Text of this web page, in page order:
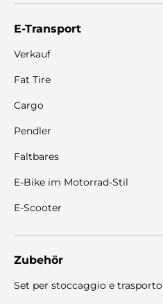
E-Transport
Verkauf
Fat Tire
Cargo
Pendler
Faltbares
E-Bike im Motorrad-Stil
E-Scooter
Zubehör
Set per stoccaggio e trasporto